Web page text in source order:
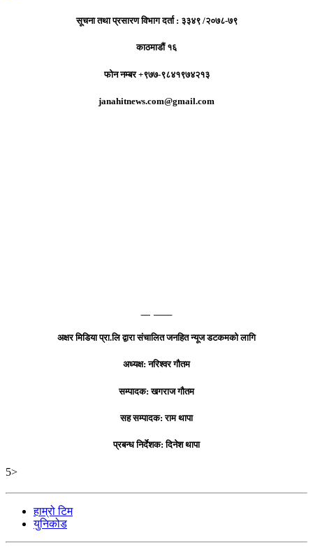
सूचना तथा प्रसारण विभाग दर्ता : ३३४९ /२०७८-७९
काठमाडौं १६
फोन नम्बर +९७७-९८४१९७४२१३
janahitnews.com@gmail.com
अक्षर मिडिया प्रा.लि द्वारा संचालित जनहित न्यूज डटकमको लागि
अध्यक्ष: नरिश्वर गौतम
सम्पादक: खगराज गौतम
सह सम्पादक: राम थापा
प्रबन्ध निर्देशक: दिनेश थापा
5>
हाम्रो टिम
युनिकोड